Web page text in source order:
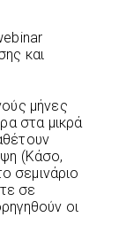
και
μήνες
στα μικρά
(Κάσο,
σεμινάριο
σε
οι